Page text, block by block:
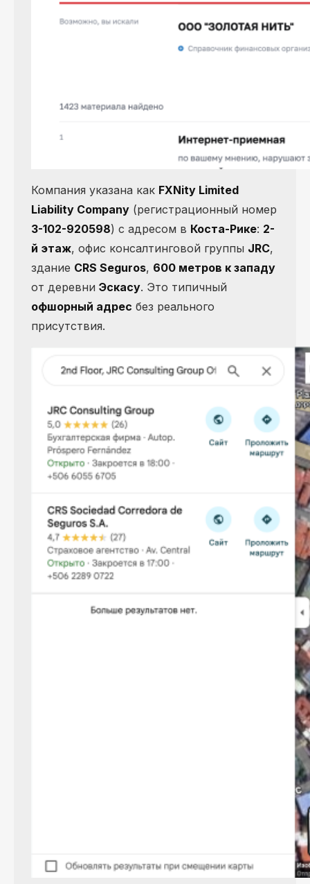
Компания указана как FXNity Limited
Liability Company (регистрационный номер
3-102-920598) с адресом в Коста-Рике: 2-
й этаж, офис консалтинговой группы JRC,
здание CRS Seguros, 600 метров к западу
от деревни Эскасу. Это типичный
офшорный адрес без реального
присутствия.